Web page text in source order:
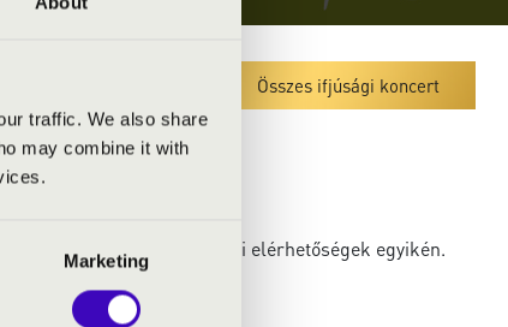
traffic. We also share
may combine it with
Marketing
Összes ifjúsági koncert
szervezőhöz az alábbi elérhetőségek egyikén.